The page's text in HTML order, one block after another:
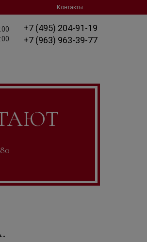
Контакты
+7 (495) 204-91-19
+7 (963) 963-39-77